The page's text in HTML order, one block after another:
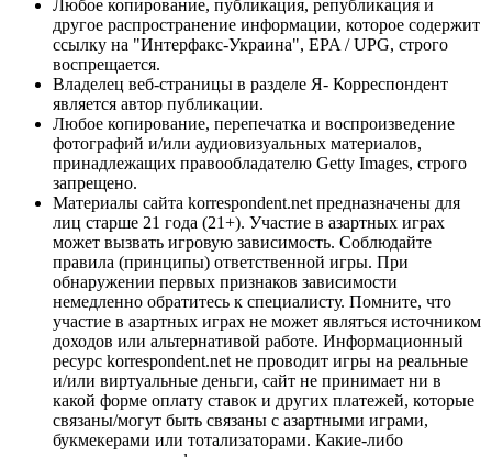
Любое копирование, публикация, републикация и
другое распространение информации, которое содержит
ссылку на "Интерфакс-Украина", EPA / UPG, строго
воспрещается.
Владелец веб-страницы в разделе Я- Корреспондент
является автор публикации.
Любое копирование, перепечатка и воспроизведение
фотографий и/или аудиовизуальных материалов,
принадлежащих правообладателю Getty Images, строго
запрещено.
Материалы сайта korrespondent.net предназначены для
лиц старше 21 года (21+). Участие в азартных играх
может вызвать игровую зависимость. Соблюдайте
правила (принципы) ответственной игры. При
обнаружении первых признаков зависимости
немедленно обратитесь к специалисту. Помните, что
участие в азартных играх не может являться источником
доходов или альтернативой работе. Информационный
ресурс korrespondent.net не проводит игры на реальные
и/или виртуальные деньги, сайт не принимает ни в
какой форме оплату ставок и других платежей, которые
связаны/могут быть связаны с азартными играми,
букмекерами или тотализаторами. Какие-либо